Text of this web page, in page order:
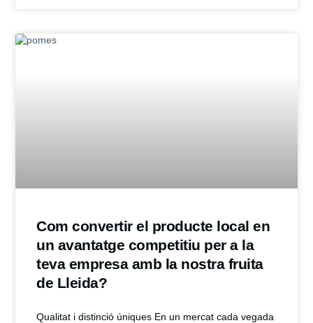
Com convertir el producte local en
un avantatge competitiu per a la
teva empresa amb la nostra fruita
de Lleida?
Qualitat i distinció úniques En un mercat cada vegada